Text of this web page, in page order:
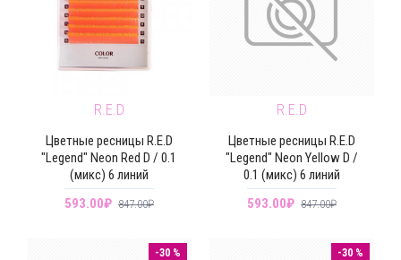
R.E.D
Цветные ресницы R.E.D
"Legend" Neon Red D / 0.1
(микс) 6 линий
593.00₽ 847.00₽
R.E.D
Цветные ресницы R.E.D
"Legend" Neon Yellow D /
0.1 (микс) 6 линий
593.00₽ 847.00₽
-30 % -30 %